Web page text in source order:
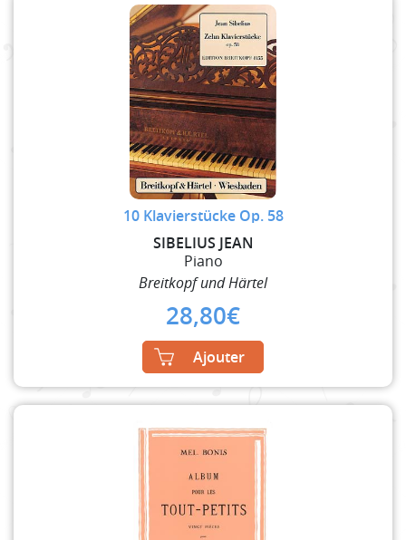
10 Klavierstücke Op. 58
SIBELIUS JEAN
Piano
Breitkopf und Härtel
28,80€
Ajouter